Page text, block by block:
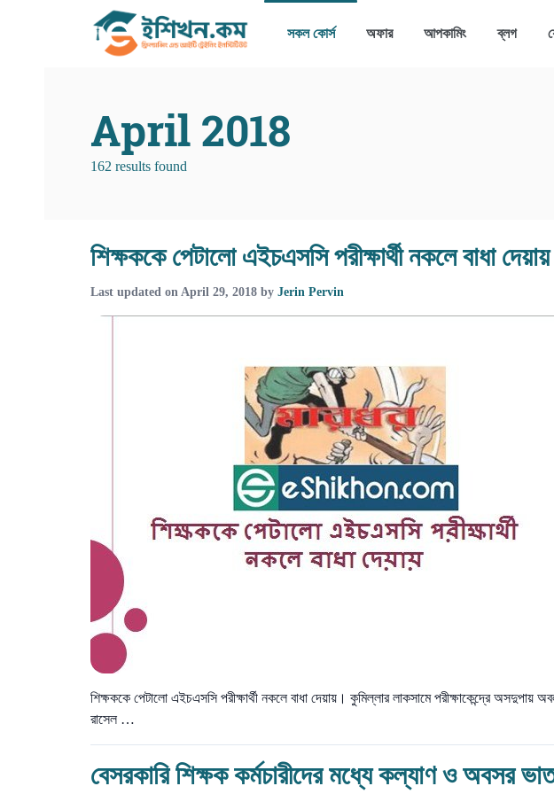
সকল কোর্স অফার আপকামিং ব্লগ
April 2018
162 results found
শিক্ষককে পেটালো এইচএসসি পরীক্ষার্থী নকলে বাধা দেয়ায়
Last updated on April 29, 2018 by Jerin Pervin
শিক্ষককে পেটালো এইচএসসি পরীক্ষার্থী নকলে বাধা দেয়ায়। কুমিল্লার লাকসামে পরীক্ষাকেন্দ্রে
রাসেল …
বেসরকারি শিক্ষক কর্মচারীদের মধ্যে কল্যাণ ও অবসর